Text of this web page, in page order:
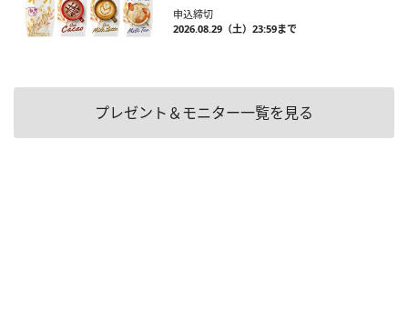
申込締切
2026.08.29（土）23:59まで
プレゼント＆モニター一覧を見る